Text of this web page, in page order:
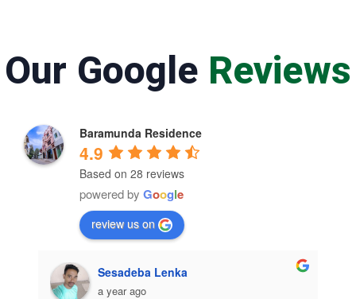
Our Google Reviews
Baramunda Residence
4.9
Based on 28 reviews
powered by Google
review us on
Sesadeba Lenka
a year ago